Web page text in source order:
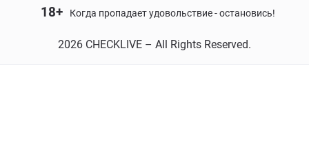
18+ Когда пропадает удовольствие - остановись!
2026 CHECKLIVE – All Rights Reserved.